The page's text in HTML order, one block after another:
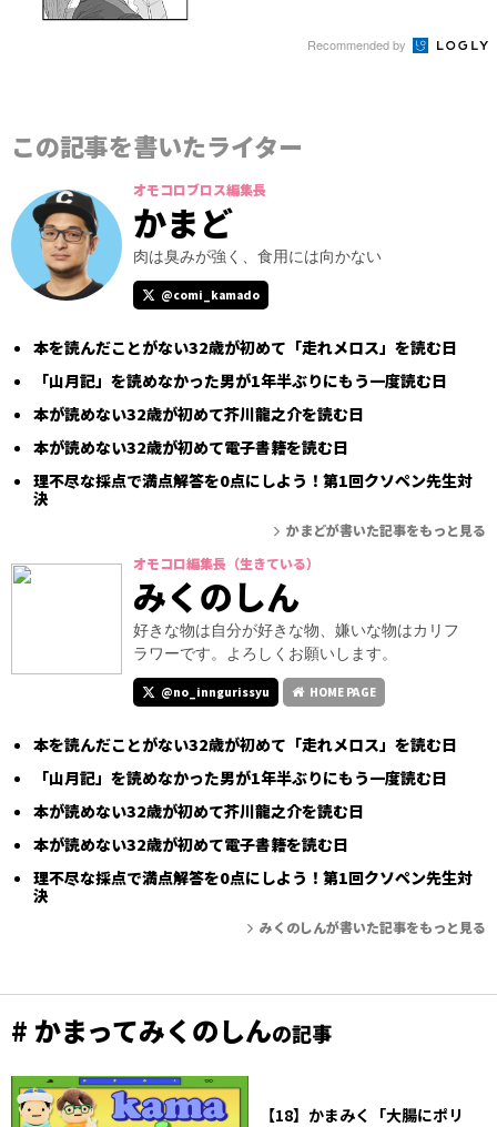
Recommended by
この記事を書いたライター
オモコロブロス編集長
かまど
肉は臭みが強く、食用には向かない
@comi_kamado
本を読んだことがない32歳が初めて「走れメロス」を読む日
「山月記」を読めなかった男が1年半ぶりにもう一度読む日
本が読めない32歳が初めて芥川龍之介を読む日
本が読めない32歳が初めて電子書籍を読む日
理不尽な採点で満点解答を0点にしよう！第1回クソペン先生対
決
かまどが書いた記事をもっと見る
オモコロ編集長（生きている）
みくのしん
好きな物は自分が好きな物、嫌いな物はカリフ
ラワーです。よろしくお願いします。
@no_inngurissyu HOME PAGE
本を読んだことがない32歳が初めて「走れメロス」を読む日
「山月記」を読めなかった男が1年半ぶりにもう一度読む日
本が読めない32歳が初めて芥川龍之介を読む日
本が読めない32歳が初めて電子書籍を読む日
理不尽な採点で満点解答を0点にしよう！第1回クソペン先生対
決
みくのしんが書いた記事をもっと見る
# かまってみくのしんの記事
【18】かまみく「大腸にポリ